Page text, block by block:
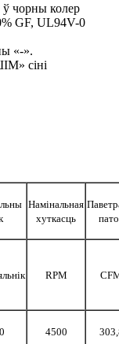
ў чорны колер
GF, UL94V-0
«-».
сіні
Намінальная
хуткасць
RPM
4500